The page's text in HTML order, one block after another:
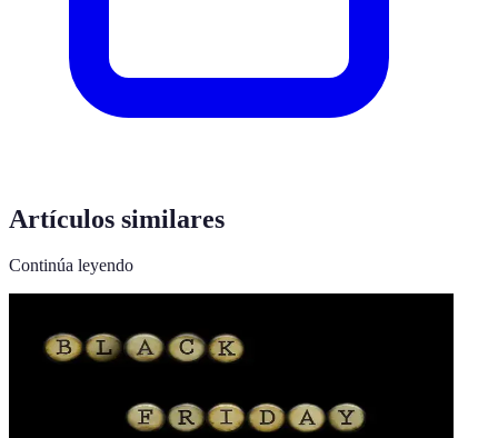
Artículos similares
Continúa leyendo